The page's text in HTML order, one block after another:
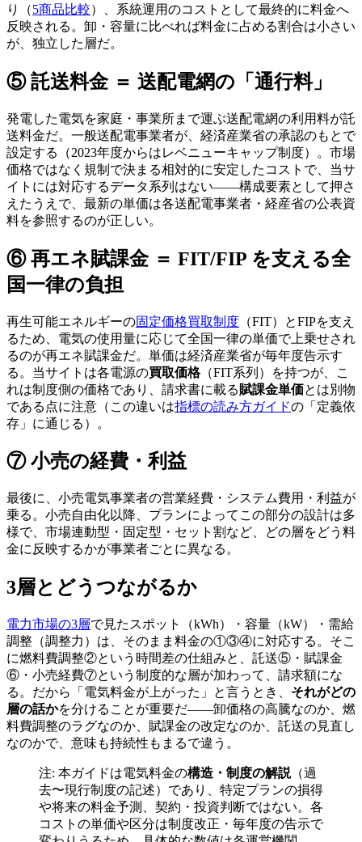
り（5商品比較）、系統運用のコストとして最終的に料金へ
反映される。卸・容量に比べれば料金に占める割合は小さい
が、独立した層だ。
⑤ 託送料金 ＝ 送配電網の「通行料」
発電した電気を家庭・事業所まで運ぶ送配電網の利用料が託
送料金だ。一般送配電事業者が、経済産業省の承認のもとで
設定する（2023年度からはレベニューキャップ制度）。市場
価格ではなく規制で決まる相対的に安定したコストで、当サ
イトには対応するデータ系列はない——構成要素として押さ
えたうえで、最新の単価は各送配電事業者・経産省の公表資
料を参照するのが正しい。
⑥ 再エネ賦課金 ＝ FIT/FIP を支える全
国一律の負担
再生可能エネルギーの固定価格買取制度 （FIT）とFIPを支え
るため、電気の使用量に応じて全国一律の単価で上乗せされ
るのが再エネ賦課金だ。単価は経済産業省が毎年度告示す
る。当サイトは各電源の買取価格（FIT系列）を持つが、こ
れは制度側の価格であり、請求書に載る賦課金単価とは別物
である点に注意（この違いは指標の読み方ガイドの「定義依
存」に通じる）。
⑦ 小売の経費・利益
最後に、小売電気事業者の営業経費・システム費用・利益が
乗る。小売自由化以降、プランによってこの部分の設計は多
様で、市場連動型・固定型・セット割など、どの層をどう料
金に反映するかが事業者ごとに異なる。
3層とどうつながるか
電力市場の3層で見たスポット（kWh）・容量（kW）・需給
調整（調整力）は、そのまま料金の①③④に対応する。そこ
に燃料費調整②という時間差の仕組みと、託送⑤・賦課金
⑥・小売経費⑦という制度的な層が加わって、請求額にな
る。だから「電気料金が上がった」と言うとき、 それがどの
層の話かを分けることが重要だ——卸価格の高騰なのか、燃
料費調整のラグなのか、賦課金の改定なのか、託送の見直し
なのかで、意味も持続性もまるで違う。
注: 本ガイドは電気料金の構造・制度の解説（過
去〜現行制度の記述）であり、特定プランの損得
や将来の料金予測、契約・投資判断ではない。各
コストの単価や区分は制度改正・毎年度の告示で